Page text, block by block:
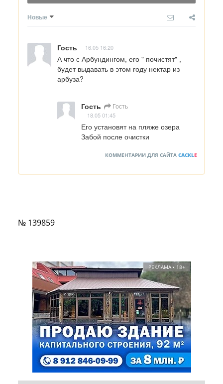
Новые
Гость 16.05 16:20
А что с Арбундингом, его " почистят" ,
будет выдавать в этом году нектар из
арбуза?
Гость Гость
18.05 01:45
Его установят на пляже озера
Забой после очистки
КОММЕНТАРИИ ДЛЯ САЙТА CACKLE
№ 139859
РЕКЛАМА • 18+